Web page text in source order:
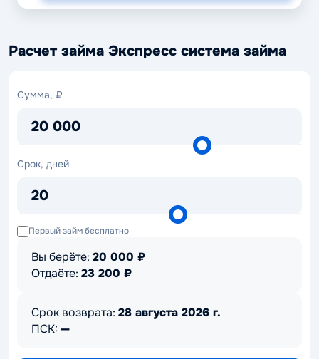
Расчет займа Экспресс система займа
Сумма, ₽
20 000
Сумма,
Срок, дней
20
Срок,
Первый займ бесплатно
Вы берёте: 20 000 ₽
Отдаёте: 23 200 ₽
Срок возврата: 28 августа 2026 г.
ПСК: —